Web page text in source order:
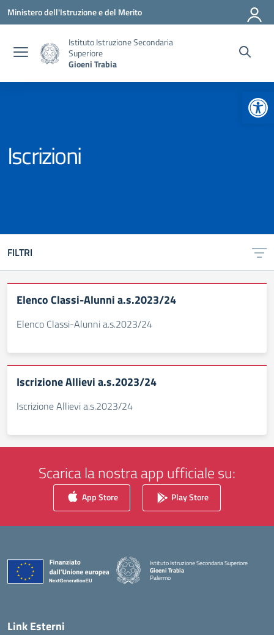
Vai ai contenuti
Vai al menu di navigazione
Vai al footer
Ministero dell'Istruzione e del Merito
Istituto Istruzione Secondaria
Superiore
Gioeni Trabia
Iscrizioni
FILTRI
Elenco Classi-Alunni a.s.2023/24
Elenco Classi-Alunni a.s.2023/24
Iscrizione Allievi a.s.2023/24
Iscrizione Allievi a.s.2023/24
Scarica la nostra app ufficiale su:
App Store Play Store
Istituto Istruzione Secondaria Superiore
Gioeni Trabia
Palermo
Link Esterni